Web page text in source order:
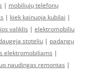
| mobiliųjų telefonų
| kiek kainuoja kubilai |
valiklis | elektromobiliu
stoteliu | padangų
elektromobiliams |
naudingas remontas |